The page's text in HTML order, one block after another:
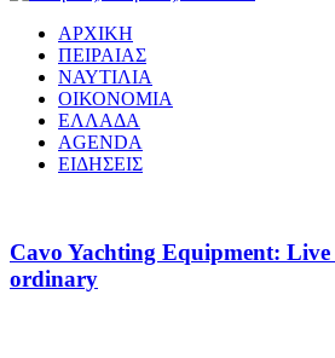
ΑΡΧΙΚΗ
ΠΕΙΡΑΙΑΣ
ΝΑΥΤΙΛΙΑ
ΟΙΚΟΝΟΜΙΑ
ΕΛΛΑΔΑ
AGENDA
ΕΙΔΗΣΕΙΣ
Cavo Yachting Equipment: Live
ordinary